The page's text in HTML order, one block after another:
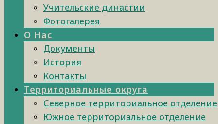
Учительские династии
Фотогалерея
О Нас
Документы
История
Контакты
Территориальные округа
Северное территориальное отделение
Южное территориальное отделение